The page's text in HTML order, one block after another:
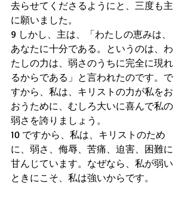
去らせてくださるようにと、三度も主
に願いました。
9 しかし、主は、「わたしの恵みは、
あなたに十分である。というのは、わ
たしの力は、弱さのうちに完全に現れ
るからである」と言われたのです。で
すから、私は、キリストの力が私をお
おうために、むしろ大いに喜んで私の
弱さを誇りましょう。
10 ですから、私は、キリストのため
に、弱さ、侮辱、苦痛、迫害、困難に
甘んじています。なぜなら、私が弱い
ときにこそ、私は強いからです。